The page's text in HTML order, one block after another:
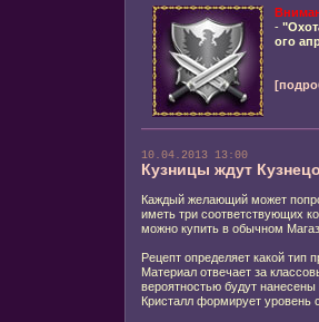
-
ого
10.04.2013 13:00
Кузницы ждут
Каждый желающий может
иметь три соответствующих
можно купить в обычном
Рецепт определяет какой тип
Материал отвечает за
вероятностью будут нанесены
Кристалл формирует уровень